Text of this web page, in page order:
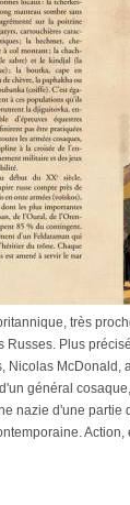
très
Plus
Nicolas
général
nazie d'une